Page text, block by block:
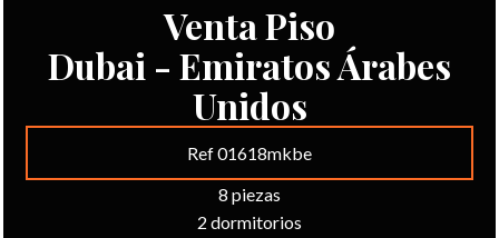
Venta Piso
Dubai - Emiratos Árabes
Unidos
Ref 01618mkbe
8 piezas
2 dormitorios